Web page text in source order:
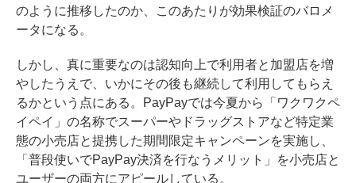
のように推移したのか、このあたりが効果検証のバロメ
ータになる。
しかし、真に重要なのは認知向上で利用者と加盟店を増
やしたうえで、いかにその後も継続して利用してもらえ
るかという点にある。PayPayでは今夏から「ワクワクペ
イペイ」の名称でスーパーやドラッグストアなど特定業
態の小売店と提携した期間限定キャンペーンを実施し、
「普段使いでPayPay決済を行なうメリット」を小売店と
ユーザーの両方にアピールしている。